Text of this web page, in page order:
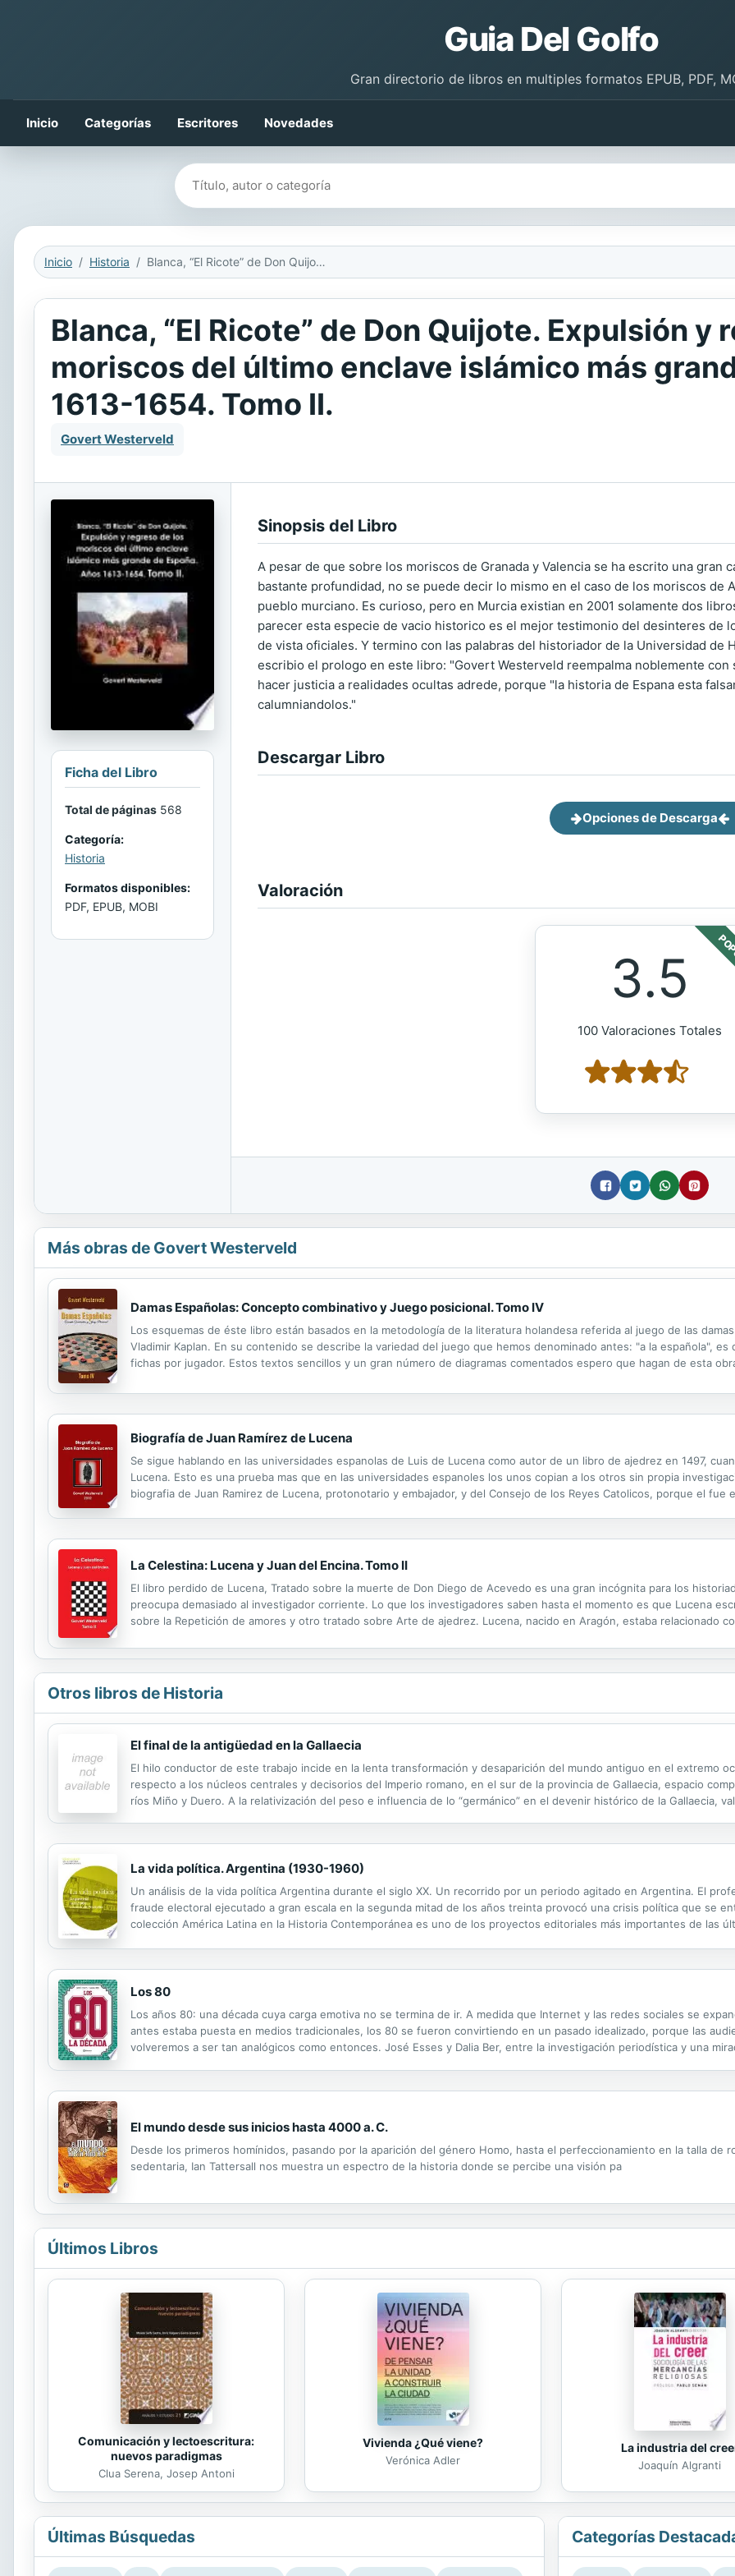
Guia Del Golfo
Gran directorio de libros en multiples formatos EPUB, PDF,
Inicio Categorías Escritores Novedades
Buscar libros
Inicio Historia Blanca, “El Ricote” de Don Quijote. Expulsión y regreso de los moriscos del último enclave islámico más grande de España. Años 1613-1654. Tomo II.
Blanca, “El Ricote” de Don Quijote. Expulsión y
moriscos del último enclave islámico más
1613-1654. Tomo II.
Govert Westerveld
Ficha del Libro
Total de páginas 568
Categoría:
Historia
Formatos disponibles:
PDF, EPUB, MOBI
Sinopsis del Libro
A pesar de que sobre los moriscos de Granada y Valencia se ha escrito una gran
bastante profundidad, no se puede decir lo mismo en el caso de los moriscos de
pueblo murciano. Es curioso, pero en Murcia existian en 2001 solamente dos
parecer esta especie de vacio historico es el mejor testimonio del desinteres de
de vista oficiales. Y termino con las palabras del historiador de la Universidad de
escribio el prologo en este libro: "Govert Westerveld reempalma noblemente con
hacer justicia a realidades ocultas adrede, porque "la historia de Espana esta
calumniandolos."
Descargar Libro
Opciones de Descarga
Valoración
3.5
100 Valoraciones Totales
Más obras de Govert Westerveld
Damas Españolas: Concepto combinativo y Juego posicional. Tomo IV
Los esquemas de éste libro están basados en la metodología de la literatura holandesa referida al juego de las
Vladimir Kaplan. En su contenido se describe la variedad del juego que hemos denominado antes: "a la española",
fichas por jugador. Estos textos sencillos y un gran número de diagramas comentados espero que hagan de esta
Biografía de Juan Ramírez de Lucena
Se sigue hablando en las universidades espanolas de Luis de Lucena como autor de un libro de ajedrez en 1497,
Lucena. Esto es una prueba mas que en las universidades espanoles los unos copian a los otros sin propia
biografia de Juan Ramirez de Lucena, protonotario y embajador, y del Consejo de los Reyes Catolicos, porque el fue
La Celestina: Lucena y Juan del Encina. Tomo II
El libro perdido de Lucena, Tratado sobre la muerte de Don Diego de Acevedo es una gran incógnita para los
preocupa demasiado al investigador corriente. Lo que los investigadores saben hasta el momento es que Lucena
sobre la Repetición de amores y otro tratado sobre Arte de ajedrez. Lucena, nacido en Aragón, estaba relacionado
Otros libros de Historia
El final de la antigüedad en la Gallaecia
El hilo conductor de este trabajo incide en la lenta transformación y desaparición del mundo antiguo en el extremo
respecto a los núcleos centrales y decisorios del Imperio romano, en el sur de la provincia de Gallaecia, espacio
ríos Miño y Duero. A la relativización del peso e influencia de lo “germánico” en el devenir histórico de la Gallaecia,
La vida política. Argentina (1930-1960)
Un análisis de la vida política Argentina durante el siglo XX. Un recorrido por un periodo agitado en Argentina. El
fraude electoral ejecutado a gran escala en la segunda mitad de los años treinta provocó una crisis política que se
colección América Latina en la Historia Contemporánea es uno de los proyectos editoriales más importantes de las
Los 80
Los años 80: una década cuya carga emotiva no se termina de ir. A medida que Internet y las redes sociales se
antes estaba puesta en medios tradicionales, los 80 se fueron convirtiendo en un pasado idealizado, porque las
volveremos a ser tan analógicos como entonces. José Esses y Dalia Ber, entre la investigación periodística y una
El mundo desde sus inicios hasta 4000 a. C.
Desde los primeros homínidos, pasando por la aparición del género Homo, hasta el perfeccionamiento en la talla de
sedentaria, Ian Tattersall nos muestra un espectro de la historia donde se percibe una visión pa
Últimos Libros
Comunicación y lectoescritura:
nuevos paradigmas
Clua Serena, Josep Antoni
Vivienda ¿Qué viene?
Verónica Adler
La industria del
Joaquín Algranti
Últimas Búsquedas Categorías